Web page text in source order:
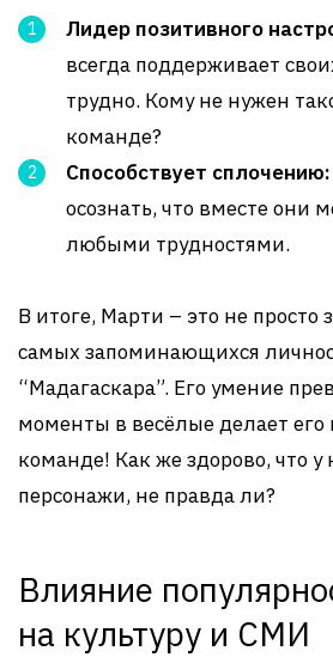
Лидер позитивного
всегда поддерживает
трудно. Кому не нужен
команде?
Способствует сплочению:
осознать, что вместе они
любыми трудностями.
В итоге, Марти – это не просто
самых запоминающихся
“Мадагаскара”. Его умение
моменты в весёлые делает
команде! Как же здорово, что у
персонажи, не правда ли?
Влияние
на культуру и СМИ